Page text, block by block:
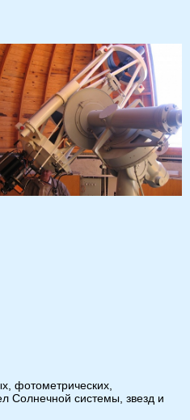
фотометрических,
Солнечной системы, звезд и